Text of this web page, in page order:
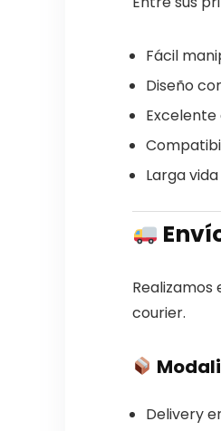
Fácil
Diseño
Larga
Realizamos
courier.
Delivery